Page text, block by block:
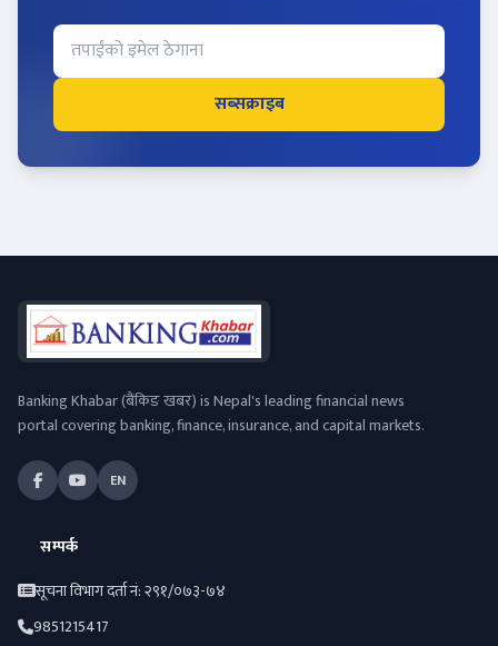
सब्सक्राइब
Banking Khabar (बैंकिङ खबर) is Nepal's leading financial news
portal covering banking, finance, insurance, and capital markets.
EN
सम्पर्क
सूचना विभाग दर्ता नं: २९१/०७३-७४
9851215417